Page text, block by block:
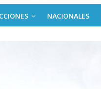
NACIONALES